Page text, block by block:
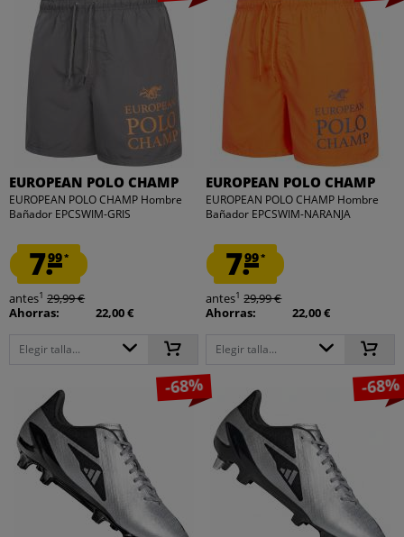
EUROPEAN POLO CHAMP
EUROPEAN POLO CHAMP Hombre
Bañador EPCSWIM-GRIS
7.99*
antes1 29,99 €
Ahorras:
22,00 €
Elegir talla...
EUROPEAN POLO CHAMP
EUROPEAN POLO CHAMP Hombre
Bañador EPCSWIM-NARANJA
7.99*
antes1 29,99 €
Ahorras:
22,00 €
Elegir talla...
-68% -68%